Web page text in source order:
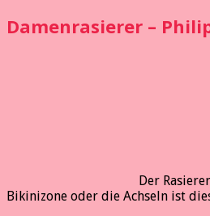
Damenrasierer –
Der
Bikinizone oder die Achseln ist